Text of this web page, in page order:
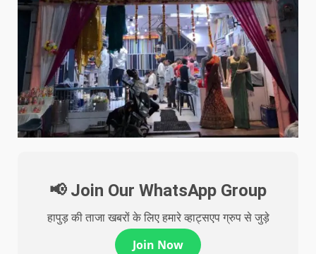
📢 Join Our WhatsApp Group
हापुड़ की ताजा खबरों के लिए हमारे व्हाट्सएप ग्रुप से जुड़े
Join Now